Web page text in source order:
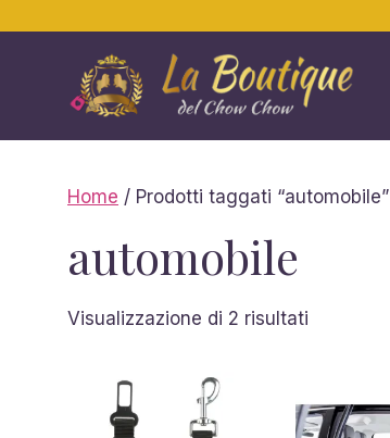
contenuto
Home / Prodotti taggati “automobile”
automobile
Visualizzazione di 2 risultati
al
più